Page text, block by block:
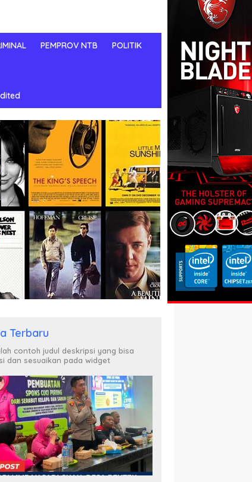
PEMPROV NTB POLITIK
Terbaru
contoh judul deskripsi yang bisa
dan sesuaikan pada widget